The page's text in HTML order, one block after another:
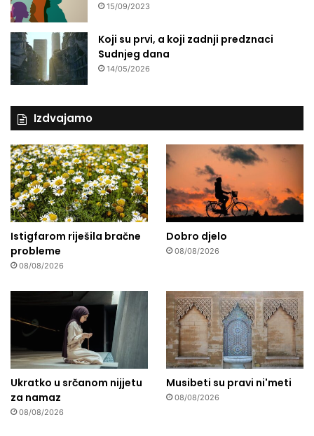
15/09/2023
Koji su prvi, a koji zadnji predznaci
Sudnjeg dana
14/05/2026
Izdvajamo
Istigfarom riješila bračne
probleme
08/08/2026
Dobro djelo
08/08/2026
Ukratko u srčanom nijjetu
za namaz
08/08/2026
Musibeti su pravi ni'meti
08/08/2026